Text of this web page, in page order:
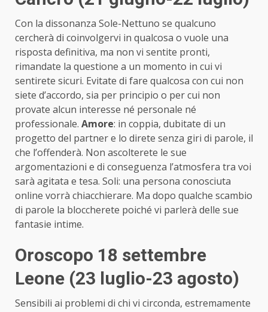
Con la dissonanza Sole-Nettuno se qualcuno
cercherà di coinvolgervi in qualcosa o vuole una
risposta definitiva, ma non vi sentite pronti,
rimandate la questione a un momento in cui vi
sentirete sicuri. Evitate di fare qualcosa con cui non
siete d’accordo, sia per principio o per cui non
provate alcun interesse né personale né
professionale. Amore: in coppia, dubitate di un
progetto del partner e lo direte senza giri di parole, il
che l’offenderà. Non ascolterete le sue
argomentazioni e di conseguenza l’atmosfera tra voi
sarà agitata e tesa. Soli: una persona conosciuta
online vorrà chiacchierare. Ma dopo qualche scambio
di parole la bloccherete poiché vi parlerà delle sue
fantasie intime.
Oroscopo 18 settembre
Leone (23 luglio-23 agosto)
Sensibili ai problemi di chi vi circonda, estremamente